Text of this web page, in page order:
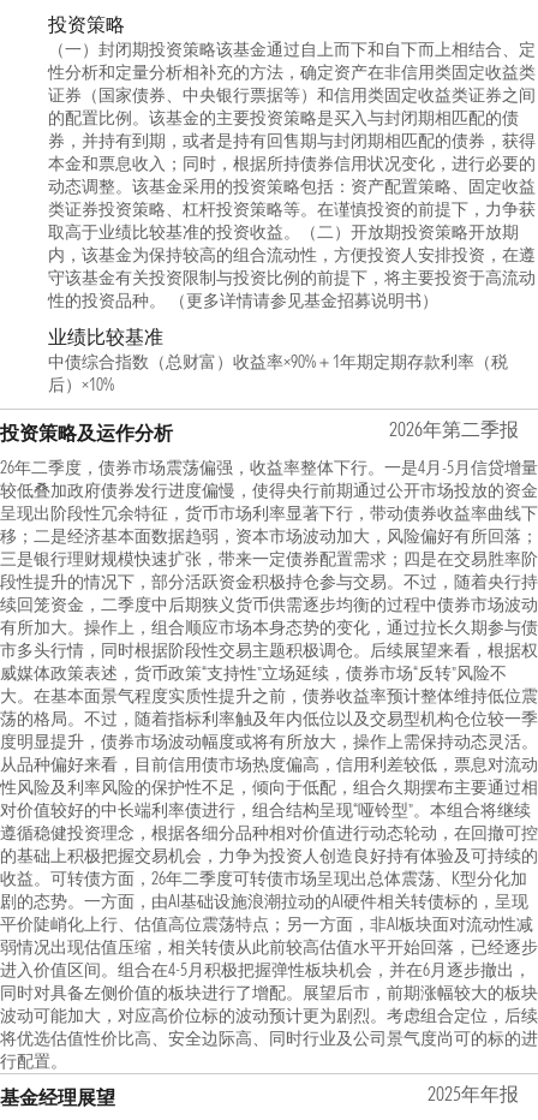
投资策略
（一）封闭期投资策略该基金通过自上而下和自下而上相结合、定
性分析和定量分析相补充的方法，确定资产在非信用类固定收益类
证券（国家债券、中央银行票据等）和信用类固定收益类证券之间
的配置比例。该基金的主要投资策略是买入与封闭期相匹配的债
券，并持有到期，或者是持有回售期与封闭期相匹配的债券，获得
本金和票息收入；同时，根据所持债券信用状况变化，进行必要的
动态调整。该基金采用的投资策略包括：资产配置策略、固定收益
类证券投资策略、杠杆投资策略等。在谨慎投资的前提下，力争获
取高于业绩比较基准的投资收益。（二）开放期投资策略开放期
内，该基金为保持较高的组合流动性，方便投资人安排投资，在遵
守该基金有关投资限制与投资比例的前提下，将主要投资于高流动
性的投资品种。 （更多详情请参见基金招募说明书）
业绩比较基准
中债综合指数（总财富）收益率×90%＋1年期定期存款利率（税
后）×10%
投资策略及运作分析 2026年第二季报
26年二季度，债券市场震荡偏强，收益率整体下行。一是4月-5月信贷增量
较低叠加政府债券发行进度偏慢，使得央行前期通过公开市场投放的资金
呈现出阶段性冗余特征，货币市场利率显著下行，带动债券收益率曲线下
移；二是经济基本面数据趋弱，资本市场波动加大，风险偏好有所回落；
三是银行理财规模快速扩张，带来一定债券配置需求；四是在交易胜率阶
段性提升的情况下，部分活跃资金积极持仓参与交易。不过，随着央行持
续回笼资金，二季度中后期狭义货币供需逐步均衡的过程中债券市场波动
有所加大。操作上，组合顺应市场本身态势的变化，通过拉长久期参与债
市多头行情，同时根据阶段性交易主题积极调仓。后续展望来看，根据权
威媒体政策表述，货币政策“支持性”立场延续，债券市场“反转”风险不
大。在基本面景气程度实质性提升之前，债券收益率预计整体维持低位震
荡的格局。不过，随着指标利率触及年内低位以及交易型机构仓位较一季
度明显提升，债券市场波动幅度或将有所放大，操作上需保持动态灵活。
从品种偏好来看，目前信用债市场热度偏高，信用利差较低，票息对流动
性风险及利率风险的保护性不足，倾向于低配，组合久期摆布主要通过相
对价值较好的中长端利率债进行，组合结构呈现“哑铃型”。本组合将继续
遵循稳健投资理念，根据各细分品种相对价值进行动态轮动，在回撤可控
的基础上积极把握交易机会，力争为投资人创造良好持有体验及可持续的
收益。可转债方面，26年二季度可转债市场呈现出总体震荡、K型分化加
剧的态势。一方面，由AI基础设施浪潮拉动的AI硬件相关转债标的，呈现
平价陡峭化上行、估值高位震荡特点；另一方面，非AI板块面对流动性减
弱情况出现估值压缩，相关转债从此前较高估值水平开始回落，已经逐步
进入价值区间。组合在4-5月积极把握弹性板块机会，并在6月逐步撤出，
同时对具备左侧价值的板块进行了增配。展望后市，前期涨幅较大的板块
波动可能加大，对应高价位标的波动预计更为剧烈。考虑组合定位，后续
将优选估值性价比高、安全边际高、同时行业及公司景气度尚可的标的进
行配置。
基金经理展望 2025年年报